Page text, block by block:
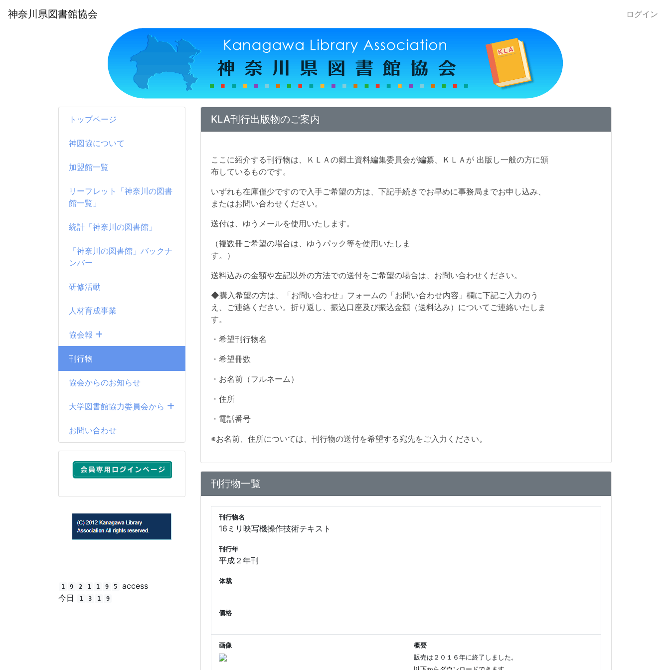
神奈川県図書館協会 ログイン
トップページ
神図協について
加盟館一覧
リーフレット「神奈川の図書
館一覧」
統計「神奈川の図書館」
「神奈川の図書館」バックナ
ンバー
研修活動
人材育成事業
協会報
刊行物
協会からのお知らせ
大学図書館協力委員会から
お問い合わせ
1 9 2 1 1 9 5
access
今日
1 3 1 9
KLA刊行出版物のご案内
ここに紹介する刊行物は、ＫＬＡの郷土資料編集委員会が編纂、ＫＬＡが 出版し一般の方に頒
布しているものです。
いずれも在庫僅少ですので入手ご希望の方は、下記手続きでお早めに事務局までお申し込み、
またはお問い合わせください。
送付は、ゆうメールを使用いたします。
（複数冊ご希望の場合は、ゆうパック等を使用いたしま
す。）
送料込みの金額や左記以外の方法での送付をご希望の場合は、お問い合わせください。
◆購入希望の方は、「お問い合わせ」フォームの「お問い合わせ内容」欄に下記ご入力のう
え、ご連絡ください。折り返し、振込口座及び振込金額（送料込み）についてご連絡いたしま
す。
・希望刊行物名
・希望冊数
・お名前（フルネーム）
・住所
・電話番号
※お名前、住所については、刊行物の送付を希望する宛先をご入力ください。
刊行物一覧
刊行物名
16ミリ映写機操作技術テキスト
刊行年
平成２年刊
体裁
価格
画像 概要
販売は２０１６年に終了しました。